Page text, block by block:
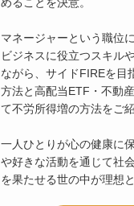
マネージャーという職位
ビジネスに役立つスキル
ながら、サイドFIREを目
方法と高配当ETF・不動
て不労所得増の方法をご紹
一人ひとりが心の健康に
や好きな活動を通じて社
を果たせる世の中が理想